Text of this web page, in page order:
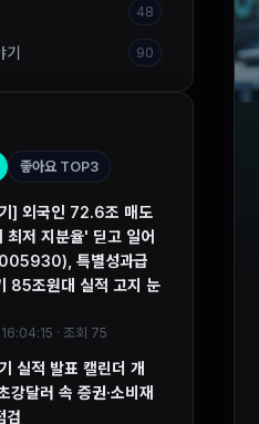
48
기 90
좋아요 TOP3
] 외국인 72.6조 매도
최저 지분율' 딛고 일어
특별성과급
85조원대 실적 고지 눈
· 조회 75
실적 발표 캘린더 개
달러 속 증권·소비재
검